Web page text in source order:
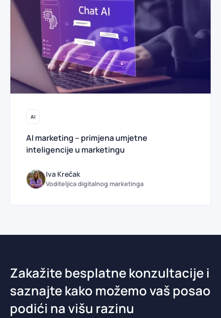
AI
AI marketing – primjena umjetne
inteligencije u marketingu
Iva Krečak
Voditeljica digitalnog marketinga
Zakažite besplatne konzultacije i
saznajte kako možemo vaš posao
podići na višu razinu